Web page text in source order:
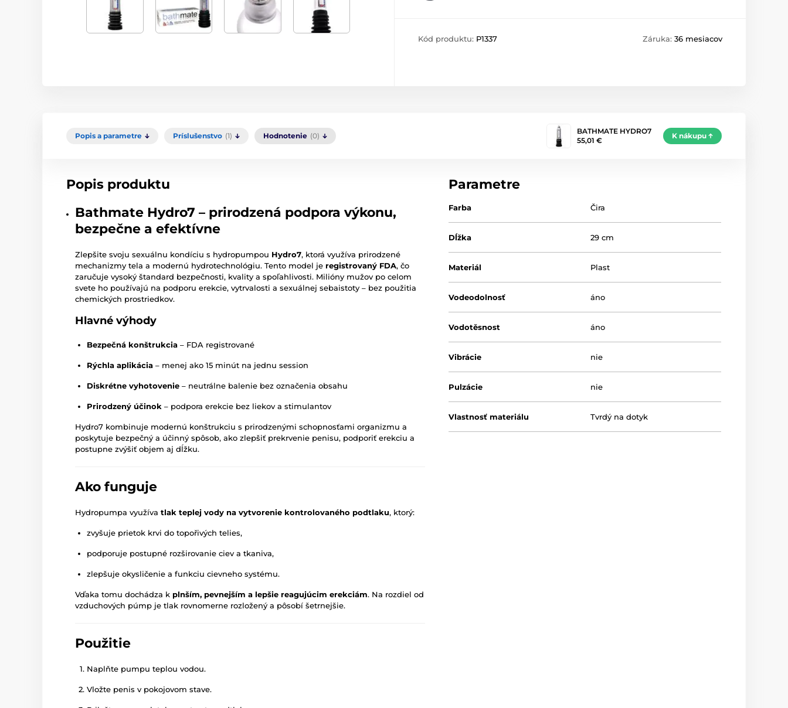
Kód produktu: P1337 Záruka: 36 mesiacov
Popis a parametre Príslušenstvo (1) Hodnotenie (0)
BATHMATE HYDRO7
55,01 €
K nákupu
Popis produktu
Bathmate Hydro7 – prirodzená podpora výkonu,
bezpečne a efektívne
Zlepšite svoju sexuálnu kondíciu s hydropumpou Hydro7, ktorá využíva prirodzené
mechanizmy tela a modernú hydrotechnológiu. Tento model je registrovaný FDA, čo
zaručuje vysoký štandard bezpečnosti, kvality a spoľahlivosti. Milióny mužov po celom
svete ho používajú na podporu erekcie, vytrvalosti a sexuálnej sebaistoty – bez použitia
chemických prostriedkov.
Hlavné výhody
Bezpečná konštrukcia – FDA registrované
Rýchla aplikácia – menej ako 15 minút na jednu session
Diskrétne vyhotovenie – neutrálne balenie bez označenia obsahu
Prirodzený účinok – podpora erekcie bez liekov a stimulantov
Hydro7 kombinuje modernú konštrukciu s prirodzenými schopnosťami organizmu a
poskytuje bezpečný a účinný spôsob, ako zlepšiť prekrvenie penisu, podporiť erekciu a
postupne zvýšiť objem aj dĺžku.
Ako funguje
Hydropumpa využíva tlak teplej vody na vytvorenie kontrolovaného podtlaku, ktorý:
zvyšuje prietok krvi do topořivých telies,
podporuje postupné rozširovanie ciev a tkaniva,
zlepšuje okysličenie a funkciu cievneho systému.
Vďaka tomu dochádza k plnším, pevnejším a lepšie reagujúcim erekciám. Na rozdiel od
vzduchových púmp je tlak rovnomerne rozložený a pôsobí šetrnejšie.
Použitie
Naplňte pumpu teplou vodou.
Vložte penis v pokojovom stave.
Parametre
Farba Čira
Dĺžka 29 cm
Materiál Plast
Vodeodolnosť áno
Vodotěsnost áno
Vibrácie nie
Pulzácie nie
Vlastnosť materiálu Tvrdý na dotyk